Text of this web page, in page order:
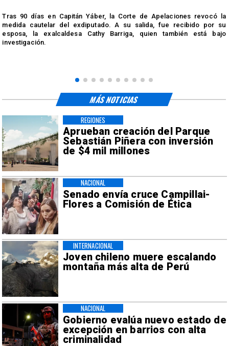
Tras 90 días en Capitán Yáber, la Corte de Apelaciones revocó la
medida cautelar del exdiputado. A su salida, fue recibido por su
esposa, la exalcaldesa Cathy Barriga, quien también está bajo
investigación.
Aprueban creación del Parque
Sebastián Piñera con inversión
de $4 mil millones
REGIONES
Senado envía cruce Campillai-
Flores a Comisión de Ética
NACIONAL
Joven chileno muere escalando
montaña más alta de Perú
INTERNACIONAL
Gobierno evalúa nuevo estado de
excepción en barrios con alta
criminalidad
NACIONAL
MÁS NOTICIAS